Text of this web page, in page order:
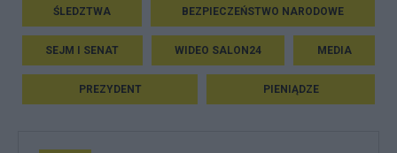
ŚLEDZTWA BEZPIECZEŃSTWO NARODOWE
SEJM I SENAT WIDEO SALON24 MEDIA
PREZYDENT PIENIĄDZE